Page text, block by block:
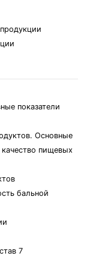
показатели
Основные
пищевых
бальной
7